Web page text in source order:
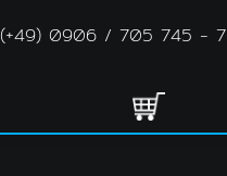
(+49) 0906 / 705 745 - 7